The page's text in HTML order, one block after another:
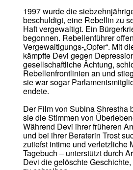
1997 wurde die
beschuldigt, eine Rebellin zu
Haft vergewaltigt. Ein
begonnen. Rebellenführer
Vergewaltigungs-„Opfer“. Mit
kämpfte Devi gegen
gesellschaftliche Ächtung,
Rebellenfrontlinien an und
sie war sogar
endete.
Der Film von Subina Shrestha
sie die Stimmen von
Während Devi ihrer früheren
und bei ihrer Beraterin Trost
zutiefst intime und verletzliche
Tagebuch – unterstützt durch
Devi die gelöschte